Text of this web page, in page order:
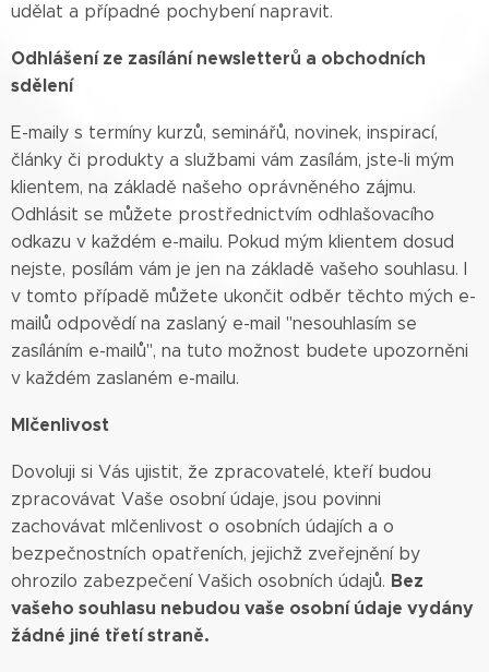
udělat a případné pochybení napravit.
Odhlášení ze zasílání newsletterů a obchodních
sdělení
E-maily s termíny kurzů, seminářů, novinek, inspirací,
články či produkty a službami vám zasílám, jste-li mým
klientem, na základě našeho oprávněného zájmu.
Odhlásit se můžete prostřednictvím odhlašovacího
odkazu v každém e-mailu. Pokud mým klientem dosud
nejste, posílám vám je jen na základě vašeho souhlasu. I
v tomto případě můžete ukončit odběr těchto mých e-
mailů odpovědí na zaslaný e-mail "nesouhlasím se
zasíláním e-mailů", na tuto možnost budete upozorněni
v každém zaslaném e-mailu.
Mlčenlivost
Dovoluji si Vás ujistit, že zpracovatelé, kteří budou
zpracovávat Vaše osobní údaje, jsou povinni
zachovávat mlčenlivost o osobních údajích a o
bezpečnostních opatřeních, jejichž zveřejnění by
ohrozilo zabezpečení Vašich osobních údajů. Bez
vašeho souhlasu nebudou vaše osobní údaje vydány
žádné jiné třetí straně.